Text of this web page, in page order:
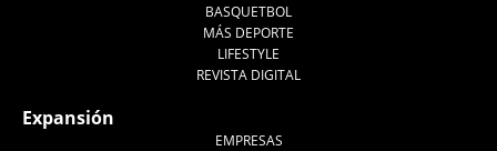
BASQUETBOL
MÁS DEPORTE
LIFESTYLE
REVISTA DIGITAL
Expansión
EMPRESAS